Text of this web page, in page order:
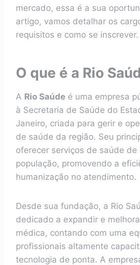
mercado, essa é a sua
artigo, vamos detalhar os
requisitos e como se inscrever.
O que é a Rio
A Rio Saúde é uma empresa
à Secretaria de Saúde do
Janeiro, criada para gerir e
de saúde da região. Seu
oferecer serviços de saúde de
população, promovendo a
humanização no atendimento.
Desde sua fundação, a Rio
dedicado a expandir e
médica, contando com uma
profissionais altamente
tecnologia de ponta. A